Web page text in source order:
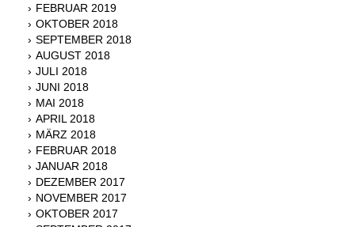
FEBRUAR 2019
OKTOBER 2018
SEPTEMBER 2018
AUGUST 2018
JULI 2018
JUNI 2018
MAI 2018
APRIL 2018
MÄRZ 2018
FEBRUAR 2018
JANUAR 2018
DEZEMBER 2017
NOVEMBER 2017
OKTOBER 2017